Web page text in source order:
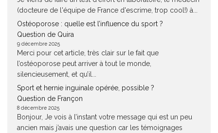
(docteure de l'équipe de France d'escrime, trop cool!) à...
Ostéoporose : quelle est l’influence du sport ?
Question de Quira
9 décembre 2025
Merci pour cet article, très clair sur le fait que
l’ostéoporose peut arriver à tout le monde,
silencieusement, et qu’il...
Sport et hernie inguinale opérée, possible ?
Question de Françon
8 décembre 2025
Bonjour, Je vois à l’instant votre message qui est un peu
ancien mais j’avais une question car les témoignages